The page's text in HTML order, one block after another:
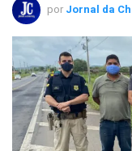
por Jornal da